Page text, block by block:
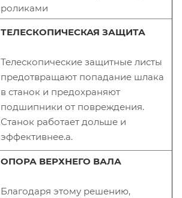
роликами
ТЕЛЕСКОПИЧЕСКАЯ ЗАЩИТА
Телескопические защитные листы
предотвращают попадание шлака
в станок и предохраняют
подшипники от повреждения.
Станок работает дольше и
эффективнее.а.
ОПОРА ВЕРХНЕГО ВАЛА
Благодаря этому решению,